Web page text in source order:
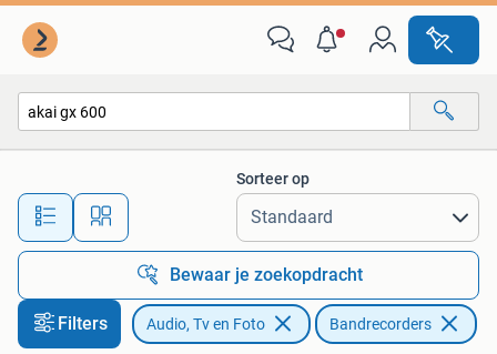
Alle afstanden…
Sorteer op
Bewaar je zoekopdracht
Filters Audio, Tv en Foto Bandrecorders